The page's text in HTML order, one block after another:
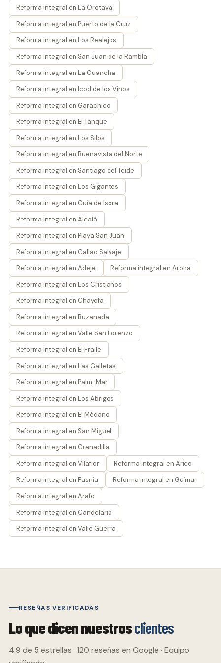
Reforma integral en La Orotava
Reforma integral en Puerto de la Cruz
Reforma integral en Los Realejos
Reforma integral en San Juan de la Rambla
Reforma integral en La Guancha
Reforma integral en Icod de los Vinos
Reforma integral en Garachico
Reforma integral en El Tanque
Reforma integral en Los Silos
Reforma integral en Buenavista del Norte
Reforma integral en Santiago del Teide
Reforma integral en Los Gigantes
Reforma integral en Guía de Isora
Reforma integral en Alcalá
Reforma integral en Playa San Juan
Reforma integral en Callao Salvaje
Reforma integral en Adeje
Reforma integral en Arona
Reforma integral en Los Cristianos
Reforma integral en Chayofa
Reforma integral en Buzanada
Reforma integral en Valle San Lorenzo
Reforma integral en El Fraile
Reforma integral en Las Galletas
Reforma integral en Palm-Mar
Reforma integral en Los Abrigos
Reforma integral en El Médano
Reforma integral en San Miguel
Reforma integral en Granadilla
Reforma integral en Vilaflor
Reforma integral en Arico
Reforma integral en Fasnia
Reforma integral en Güímar
Reforma integral en Arafo
Reforma integral en Candelaria
Reforma integral en Valle Guerra
RESEÑAS VERIFICADAS
Lo que dicen nuestrosclientes
4.9 de 5 estrellas · 120 reseñas en Google · Equipo